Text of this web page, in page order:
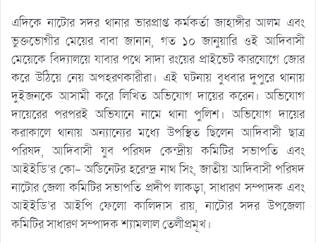
এদিকে নাটোর সদর থানার ভারপ্রাপ্ত কর্মকর্তা জাহাঙ্গীর আলম এবং
ভুক্তভোগীর মেয়ের বাবা জানান, গত ১০ জানুয়ারি ওই আদিবাসী
মেয়েকে বিদ্যালয়ে যাবার পথে সাদা রংয়ের প্রাইভেট কারযোগে জোর
করে উঠিয়ে নেয় অপহরণকারীরা। এই ঘটনায় বুধবার দুপুরে থানায়
দুইজনকে আসামী করে লিখিত অভিযোগ দায়ের করেন। অভিযোগ
দায়েরের পরপরই অভিযানে নামে থানা পুলিশ। অভিযোগ দায়ের
করাকালে থানায় অন্যান্যের মধ্যে উপস্থিত ছিলেন আদিবাসী ছাত্র
পরিষদ, আদিবাসী যুব পরিষদ কেন্দ্রীয় কমিটির সভাপতি এবং
আইইডি’র কো- অর্ডিনেটর হরেন্দ্র নাথ সিং, জাতীয় আদিবাসী পরিষদ
নাটোর জেলা কমিটির সভাপতি প্রদীপ লাকড়া, সাধারণ সম্পাদক এবং
আইইডি’র আইপি ফেলো কালিদাস রায়, নাটোর সদর উপজেলা
কমিটির সাধারণ সম্পাদক শ্যামলাল তেলীপ্রমূখ।